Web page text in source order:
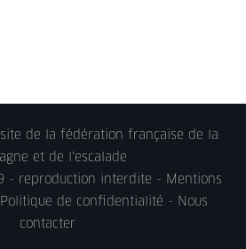
de la fédération française de la
et de l'escalade
- reproduction interdite - Mentions
Politique de confidentialité - Nous
contacter